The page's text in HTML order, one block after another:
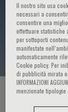
HOME PAGE /
Il nostro sito usa
necessari a
consentire una
effettuare statistiche
per sottoporti
manifestate
automaticamente
Cookie policy. Per
di pubblicità mirata
INFORMAZIONI
menzionate tipologie